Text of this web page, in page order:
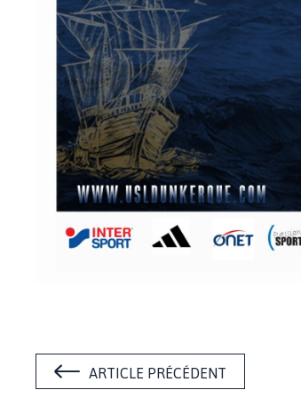
ARTICLE PRÉCÉDENT